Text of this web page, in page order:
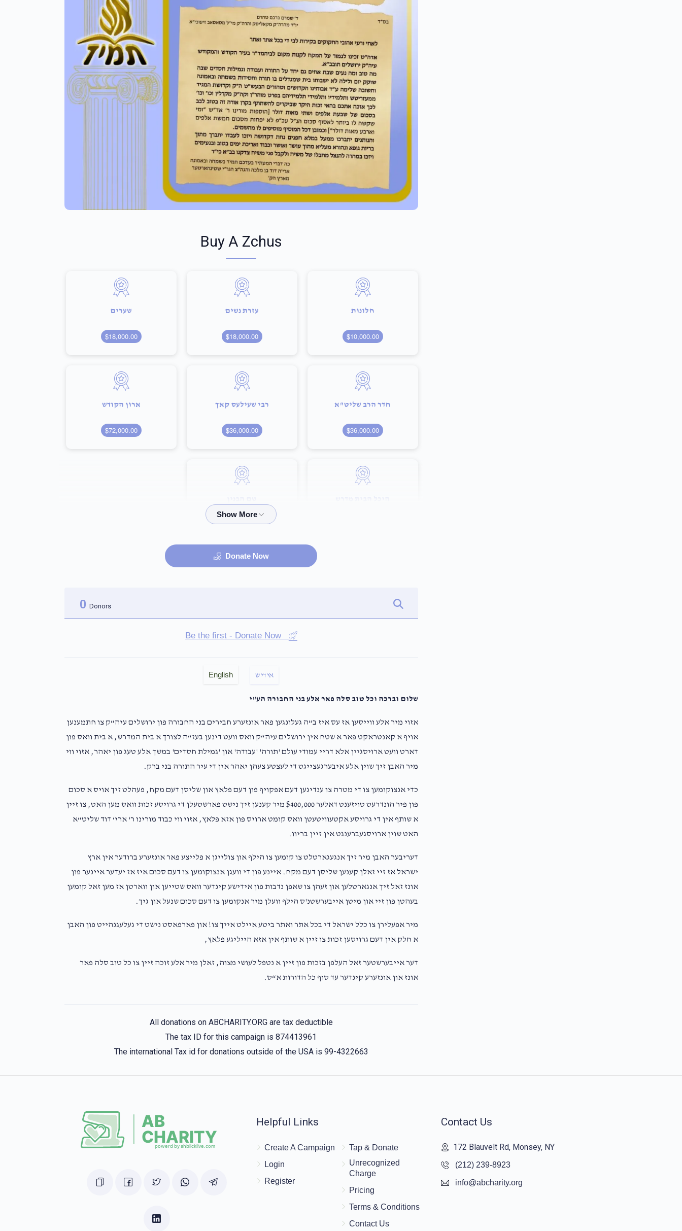
Buy A Zchus
חלונות
$10,000.00
עזרת נשים
$18,000.00
שערים
$18,000.00
חדר הרב שליט"א
$36,000.00
רבי שעילעס קאך
$36,000.00
ארון הקודש
$72,000.00
$100,000.00
Donate Now
0 Donors
Be the first - Donate Now
English אידיש
שלום וברכה וכל טוב סלה פאר אלע בני החבורה הע"י
אזוי מיר אלע ווייסען אז עס איז ב“ה געלונגען פאר אונזערע חבירים בני החבורה פון ירושלים עיה“ק צו חתמענען
אויף א קאנטראקט פאר א שטח אין ירושלים עיה“ק וואס וועט דינען בעז“ה לצורך א בית המדרש, א בית וואס פון
דארט וועט ארויסגיין אלא דריי עמודי עולם 'תורה' 'עבודה' און 'גמילת חסדים' במשך אלע טעג פון יאהר, אזוי ווי
מיר האבן זיך שוין אלע איבערגעצייגט די לעצטע צעהן יאהר אין די עיר התורה בני ברק.
כדי אנצוקומען צו די מטרה צו ענדיגען דעם אפקויף פון דעם פלאץ און שליסן דעם מקח, פעהלט זיך אויס א סכום
פון פיר הונדרעט טויזענט דאלער $400,000 מיר קענען זיך נישט פארשטעלן די גרויסע זכות וואס מען האט, צו זיין
א שותף אין די גרויסע אקטעוויטעטן וואס קומט ארויס פון אזא פלאץ, אזוי ווי כבוד מורינו ר‘ ארי‘ דוד שליט“א
האט שוין ארויסגעברענגט אין זיין בריוו.
דעריבער האבן מיר זיך אנגעגארטלט צו קומען צו הילף און צולייגן א פלייצע פאר אונזערע ברודער אין ארץ
ישראל אז זיי זאלן קענען שליסן דעם מקח. איינע פון די וועגן אנצוקומען צו דעם סכום איז אז יעדער איינער פון
אונז זאל זיך אנגארטלען און זעהן צו שאפן נדבות פון אידישע קינדער וואס שטייען און ווארטן אז מען זאל קומען
בעהטן פון זיי און מיטן אייבערשטנ'ס הילף וועלן מיר אנקומען צו דעם סכום שנעל און גיך.
מיר אפעלירן צו כלל ישראל די בכל אתר ואתר ביטע איילט אייך צו! און פארפאסט נישט די געלעגנהייט פון האבן
א חלק אין דעם גרויסען זכות צו זיין א שותף אין אזא הייליגע פלאץ,
דער אייבערשטער זאל העלפן בזכות פון זיין א נטפל לעושי מצוה, זאלן מיר אלע זוכה זיין צו כל טוב סלה פאר
אונז און אונזערע קינדער עד סוף כל הדורות א“ס.
All donations on ABCHARITY.ORG are tax deductible
The tax ID for this campaign is 874413961
The international Tax id for donations outside of the USA is 99-4322663
Helpful Links
Create A Campaign
Login
Register
Tap & Donate
Unrecognized
Charge
Pricing
Terms & Conditions
Contact Us
Contact Us
172 Blauvelt Rd, Monsey, NY
(212) 239-8923
info@abcharity.org